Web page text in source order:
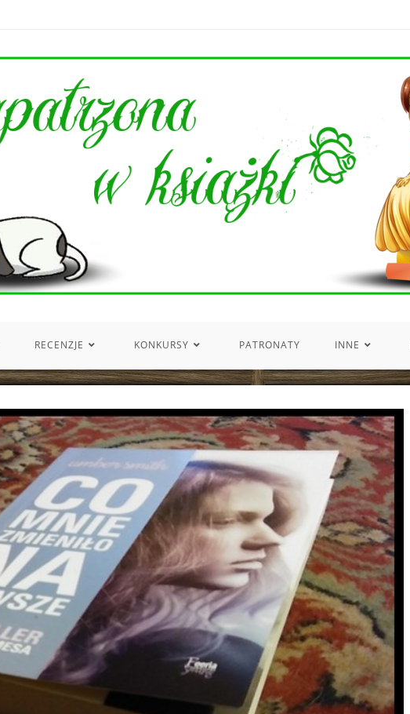
RECENZJE KONKURSY PATRONATY INNE